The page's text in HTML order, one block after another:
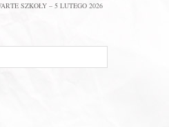
SZKOŁY – 5 LUTEGO 2026